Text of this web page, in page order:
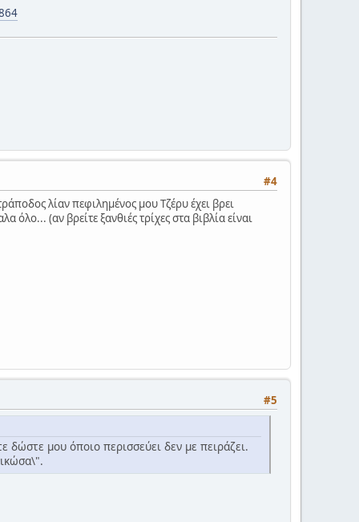
#4
λίαν πεφιλημένος μου Τζέρυ έχει βρει
όλο... (αν βρείτε ξανθιές τρίχες στα βιβλία είναι
#5
μου όποιο περισσεύει δεν με πειράζει.